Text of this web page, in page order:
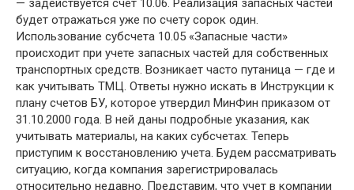
— задействуется счет 10.06. Реализация запасных частей
будет отражаться уже по счету сорок один.
Использование субсчета 10.05 «Запасные части»
происходит при учете запасных частей для собственных
транспортных средств. Возникает часто путаница — где и
как учитывать ТМЦ. Ответы нужно искать в Инструкции к
плану счетов БУ, которое утвердил МинФин приказом от
31.10.2000 года. В ней даны подробные указания, как
учитывать материалы, на каких субсчетах. Теперь
приступим к восстановлению учета. Будем рассматривать
ситуацию, когда компания зарегистрировалась
относительно недавно. Представим, что учет в компании